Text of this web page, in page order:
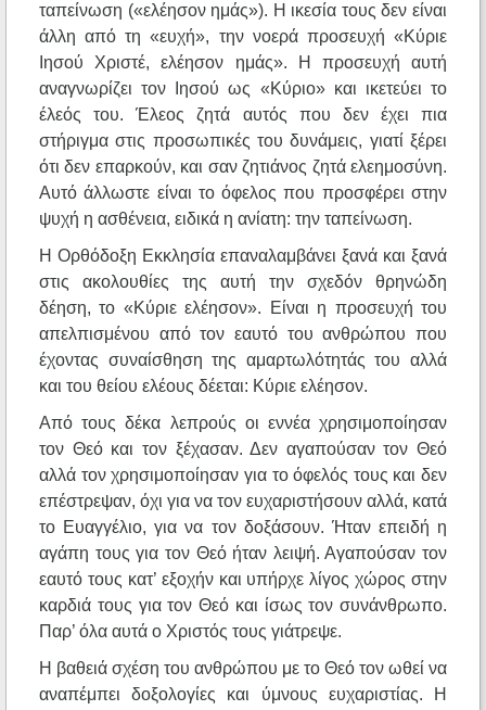
ταπείνωση («ελέησον ημάς»). Η ικεσία τους δεν είναι
άλλη από τη «ευχή», την νοερά προσευχή «Κύριε
Ιησού Χριστέ, ελέησον ημάς». Η προσευχή αυτή
αναγνωρίζει τον Ιησού ως «Κύριο» και ικετεύει το
έλεός του. Έλεος ζητά αυτός που δεν έχει πια
στήριγμα στις προσωπικές του δυνάμεις, γιατί ξέρει
ότι δεν επαρκούν, και σαν ζητιάνος ζητά ελεημοσύνη.
Αυτό άλλωστε είναι το όφελος που προσφέρει στην
ψυχή η ασθένεια, ειδικά η ανίατη: την ταπείνωση.
Η Ορθόδοξη Εκκλησία επαναλαμβάνει ξανά και ξανά
στις ακολουθίες της αυτή την σχεδόν θρηνώδη
δέηση, το «Κύριε ελέησον». Είναι η προσευχή του
απελπισμένου από τον εαυτό του ανθρώπου που
έχοντας συναίσθηση της αμαρτωλότητάς του αλλά
και του θείου ελέους δέεται: Κύριε ελέησον.
Από τους δέκα λεπρούς οι εννέα χρησιμοποίησαν
τον Θεό και τον ξέχασαν. Δεν αγαπούσαν τον Θεό
αλλά τον χρησιμοποίησαν για το όφελός τους και δεν
επέστρεψαν, όχι για να τον ευχαριστήσουν αλλά, κατά
το Ευαγγέλιο, για να τον δοξάσουν. Ήταν επειδή η
αγάπη τους για τον Θεό ήταν λειψή. Αγαπούσαν τον
εαυτό τους κατ’ εξοχήν και υπήρχε λίγος χώρος στην
καρδιά τους για τον Θεό και ίσως τον συνάνθρωπο.
Παρ’ όλα αυτά ο Χριστός τους γιάτρεψε.
Η βαθειά σχέση του ανθρώπου με το Θεό τον ωθεί να
αναπέμπει δοξολογίες και ύμνους ευχαριστίας. Η